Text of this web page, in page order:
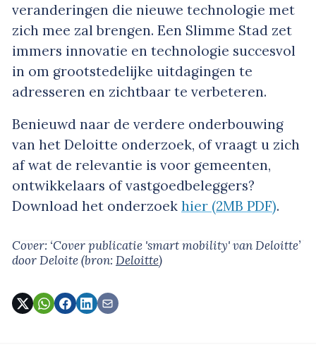
veranderingen die nieuwe technologie met
zich mee zal brengen. Een Slimme Stad zet
immers innovatie en technologie succesvol
in om grootstedelijke uitdagingen te
adresseren en zichtbaar te verbeteren.
Benieuwd naar de verdere onderbouwing
van het Deloitte onderzoek, of vraagt u zich
af wat de relevantie is voor gemeenten,
ontwikkelaars of vastgoedbeleggers?
Download het onderzoek hier (2MB PDF).
Cover: ‘Cover publicatie 'smart mobility' van Deloitte’
door Deloite(bron: Deloitte)